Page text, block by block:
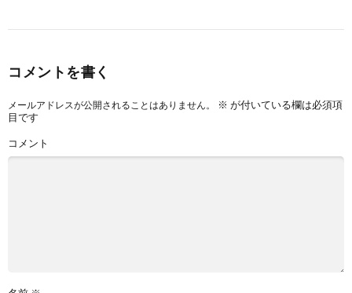
コメントを書く
メールアドレスが公開されることはありません。 ※ が付いている欄は必須項
目です
コメント